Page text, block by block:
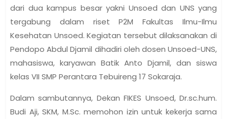
dari dua kampus besar yakni Unsoed dan UNS yang
tergabung dalam riset P2M Fakultas Ilmu-Ilmu
Kesehatan Unsoed. Kegiatan tersebut dilaksanakan di
Pendopo Abdul Djamil dihadiri oleh dosen Unsoed-UNS,
mahasiswa, karyawan Batik Anto Djamil, dan siswa
kelas VII SMP Perantara Tebuireng 17 Sokaraja.
Dalam sambutannya, Dekan FIKES Unsoed, Dr.sc.hum.
Budi Aji, SKM, M.Sc. memohon izin untuk kekerja sama